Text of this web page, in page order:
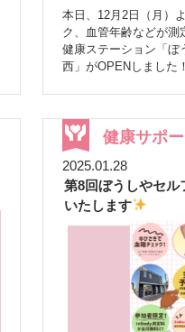
る方法
▼ 設定方法 LINEアプリを開く トーク
一覧から「ぼうしや
画面右上の【三本線
ップ 「通知オフ」を選択 ※いつでもON／OFFの
ペースで、無理なくお
いです。 ぜひこの機
さいね
これからも
来年も引き続き、地域
報を、楽しく・分か
す。 ぜひお友だち登
す
今後の配信
友達登録はこちらから
思っております
報をお届けできるよ
と思います(*￣0￣)/ オ
本日、12月2日（月）
ク、血管年齢などが測
健康ステーション「ぼ
西」がOPENしました！！ 測定料金はそ
るととても嬉しいです
りくださいませ
詳細は専用HP（URLリン
ク）をクリック
お友達登録はこちら
健康サポー
2025.01.28
第8回ぼうしやセル
いたします